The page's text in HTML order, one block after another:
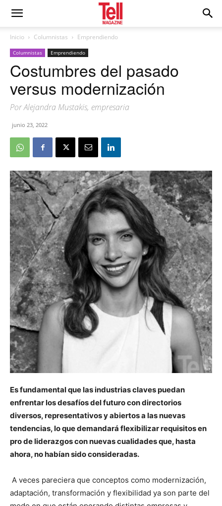
Inicio Columnistas Emprendiendo
Columnistas Emprendiendo
Costumbres del pasado
versus modernización
Por Alejandra Mustakis, empresaria
junio 23, 2022
Es fundamental que las industrias claves puedan
enfrentar los desafíos del futuro con directorios
diversos, representativos y abiertos a las nuevas
tendencias, lo que demandará flexibilizar requisitos en
pro de liderazgos con nuevas cualidades que, hasta
ahora, no habían sido consideradas.
A veces pareciera que conceptos como modernización,
adaptación, transformación y flexibilidad ya son parte del